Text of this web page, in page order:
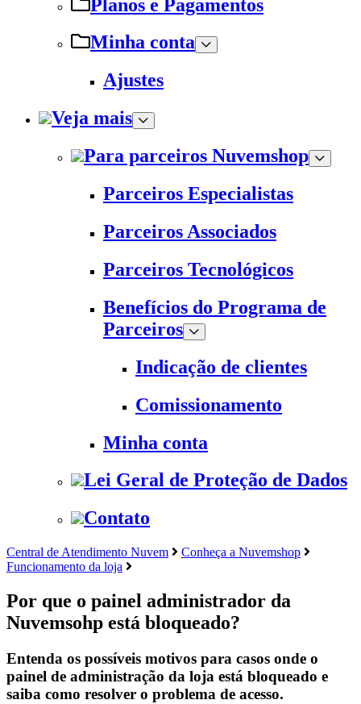
Planos e Pagamentos
Minha conta
Ajustes
Veja mais
Para parceiros Nuvemshop
Parceiros Especialistas
Parceiros Associados
Parceiros Tecnológicos
Benefícios do Programa de
Parceiros
Indicação de clientes
Comissionamento
Minha conta
Lei Geral de Proteção de Dados
Contato
Central de Atendimento Nuvem
Conheça a Nuvemshop
Funcionamento da loja
Por que o painel administrador da
Nuvemsohp está bloqueado?
Entenda os possíveis motivos para casos onde o
painel de administração da loja está bloqueado e
saiba como resolver o problema de acesso.